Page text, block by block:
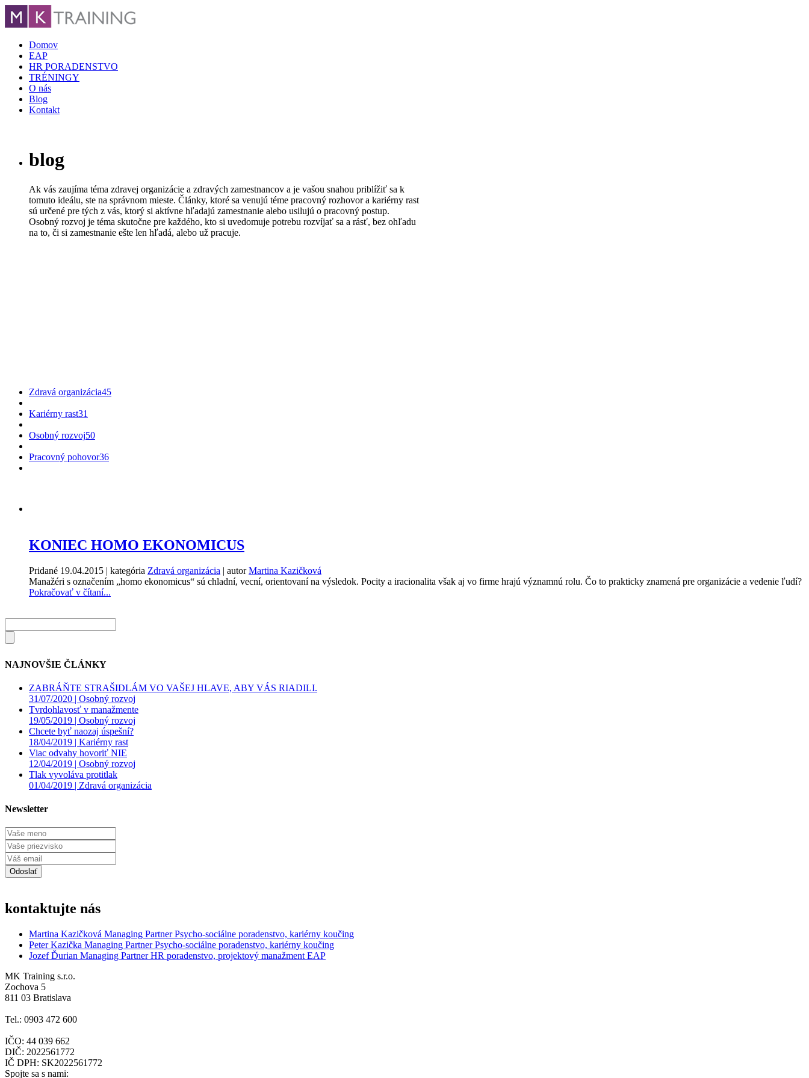
Domov
EAP
HR PORADENSTVO
TRÉNINGY
O nás
Blog
Kontakt
blog
Ak vás zaujíma téma zdravej organizácie a zdravých zamestnancov a je vašou snahou priblížiť sa k
tomuto ideálu, ste na správnom mieste. Články, ktoré sa venujú téme pracovný rozhovor a kariérny rast
sú určené pre tých z vás, ktorý si aktívne hľadajú zamestnanie alebo usilujú o pracovný postup.
Osobný rozvoj je téma skutočne pre každého, kto si uvedomuje potrebu rozvíjať sa a rásť, bez ohľadu
na to, či si zamestnanie ešte len hľadá, alebo už pracuje.
Zdravá organizácia45
Kariérny rast31
Osobný rozvoj50
Pracovný pohovor36
KONIEC HOMO EKONOMICUS
Pridané 19.04.2015 | kategória Zdravá organizácia | autor Martina Kazičková
Manažéri s označením „homo ekonomicus“ sú chladní, vecní, orientovaní na výsledok. Pocity a iracionalita však aj vo firme hrajú významnú rolu. Čo to prakticky znamená pre organizácie a vedenie ľudí?
Pokračovať v čítaní...
NAJNOVŠIE ČLÁNKY
ZABRÁŇTE STRAŠIDLÁM VO VAŠEJ HLAVE, ABY VÁS RIADILI.
31/07/2020 | Osobný rozvoj
Tvrdohlavosť v manažmente
19/05/2019 | Osobný rozvoj
Chcete byť naozaj úspešní?
18/04/2019 | Kariérny rast
Viac odvahy hovoriť NIE
12/04/2019 | Osobný rozvoj
Tlak vyvoláva protitlak
01/04/2019 | Zdravá organizácia
Newsletter
kontaktujte nás
Martina Kazičková Managing PartnerPsycho-sociálne poradenstvo, kariérny koučing
Peter Kazička Managing PartnerPsycho-sociálne poradenstvo, kariérny koučing
Jozef Ďurian Managing PartnerHR poradenstvo, projektový manažment EAP
MK Training s.r.o.
Zochova 5
811 03 Bratislava
Tel.: 0903 472 600
IČO: 44 039 662
DIČ: 2022561772
IČ DPH: SK2022561772
Spojte sa s nami: